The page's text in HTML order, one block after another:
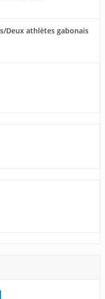
Deux athlètes gabonais